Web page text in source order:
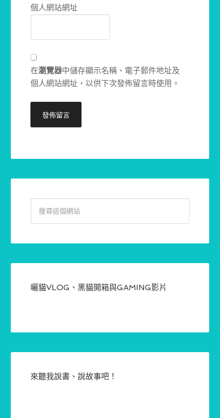
個人網站網址
在瀏覽器中儲存顯示名稱、電子郵件地址及
個人網站網址，以供下次發佈留言時使用。
曬貓VLOG、黑貓開箱與GAMING影片
來聽我說書、說故事吧！